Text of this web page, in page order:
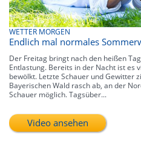
WETTER MORGEN
Endlich mal normales
Der Freitag bringt nach den heißen
Entlastung. Bereits in der Nacht ist es
bewölkt. Letzte Schauer und Gewitter
Bayerischen Wald rasch ab, an der
Schauer möglich. Tagsüber...
Video ansehen